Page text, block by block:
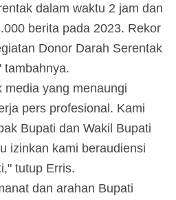
dalam waktu 2 jam dan
berita pada 2023. Rekor
Donor Darah Serentak
tambahnya.
media yang menaungi
pers profesional. Kami
Bupati dan Wakil Bupati
izinkan kami beraudiensi
tutup Erris.
dan arahan Bupati